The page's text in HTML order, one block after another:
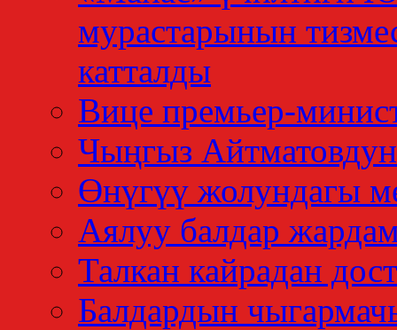
мурастарынын
катталды
Вице премьер-
Чыңгыз
Өнүгүү жолундагы
Аялуу балдар
Талкан кайрадан
Балдардын